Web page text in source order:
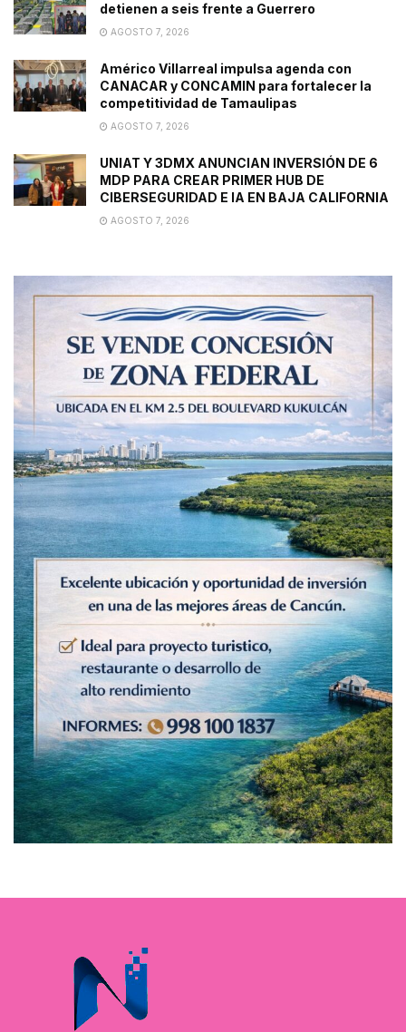
detienen a seis frente a Guerrero
AGOSTO 7, 2026
Américo Villarreal impulsa agenda con
CANACAR y CONCAMIN para fortalecer la
competitividad de Tamaulipas
AGOSTO 7, 2026
UNIAT Y 3DMX ANUNCIAN INVERSIÓN DE 6
MDP PARA CREAR PRIMER HUB DE
CIBERSEGURIDAD E IA EN BAJA CALIFORNIA
AGOSTO 7, 2026